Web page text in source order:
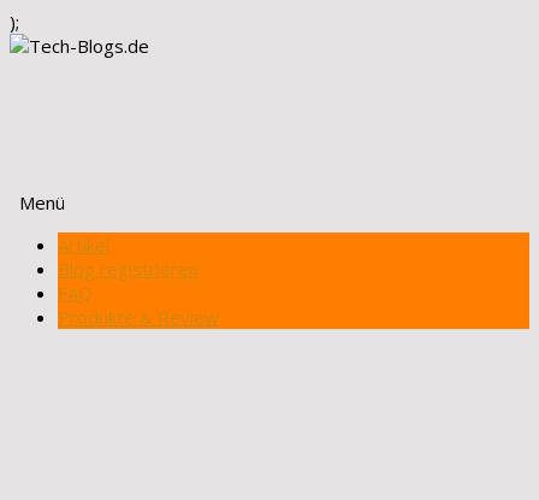
);
Menü
Zum
Inhalt
springen
Artikel
Blog registrieren
FAQ
Produkte & Review